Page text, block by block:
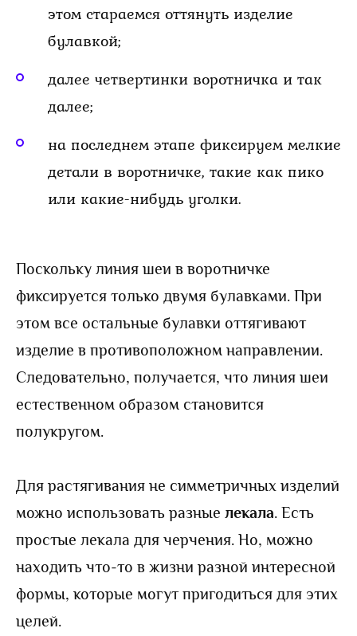
этом стараемся оттянуть изделие
булавкой;
далее четвертинки воротничка и так
далее;
на последнем этапе фиксируем мелкие
детали в воротничке, такие как пико
или какие-нибудь уголки.
Поскольку линия шеи в воротничке
фиксируется только двумя булавками. При
этом все остальные булавки оттягивают
изделие в противоположном направлении.
Следовательно, получается, что линия шеи
естественном образом становится
полукругом.
Для растягивания не симметричных изделий
можно использовать разные лекала. Есть
простые лекала для черчения. Но, можно
находить что-то в жизни разной интересной
формы, которые могут пригодиться для этих
целей.